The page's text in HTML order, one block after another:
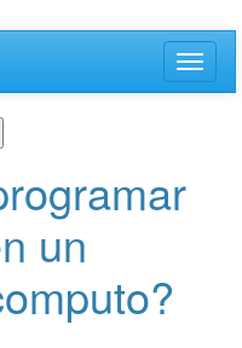
Toggle
un